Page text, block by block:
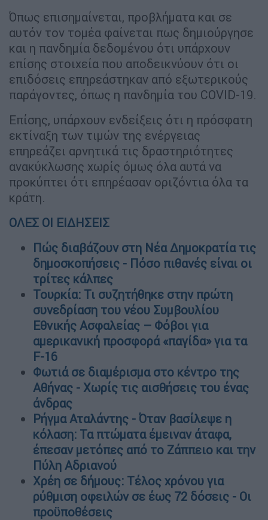
Όπως επισημαίνεται, προβλήματα και σε
αυτόν τον τομέα φαίνεται πως δημιούργησε
και η πανδημία δεδομένου ότι υπάρχουν
επίσης στοιχεία που αποδεικνύουν ότι οι
επιδόσεις επηρεάστηκαν από εξωτερικούς
παράγοντες, όπως η πανδημία του COVID-19.
Επίσης, υπάρχουν ενδείξεις ότι η πρόσφατη
εκτίναξη των τιμών της ενέργειας
επηρεάζει αρνητικά τις δραστηριότητες
ανακύκλωσης χωρίς όμως όλα αυτά να
προκύπτει ότι επηρέασαν οριζόντια όλα τα
κράτη.
ΟΛΕΣ ΟΙ ΕΙΔΗΣΕΙΣ
Πώς διαβάζουν στη Νέα Δημοκρατία τις
δημοσκοπήσεις - Πόσο πιθανές είναι οι
τρίτες κάλπες
Τουρκία: Τι συζητήθηκε στην πρώτη
συνεδρίαση του νέου Συμβουλίου
Εθνικής Ασφαλείας – Φόβοι για
αμερικανική προσφορά «παγίδα» για τα
F-16
Φωτιά σε διαμέρισμα στο κέντρο της
Αθήνας - Χωρίς τις αισθήσεις του ένας
άνδρας
Ρήγμα Αταλάντης - Όταν βασίλεψε η
κόλαση: Τα πτώματα έμειναν άταφα,
έπεσαν μετόπες από το Ζάππειο και την
Πύλη Αδριανού
Χρέη σε δήμους: Τέλος χρόνου για
ρύθμιση οφειλών σε έως 72 δόσεις - Οι
προϋποθέσεις